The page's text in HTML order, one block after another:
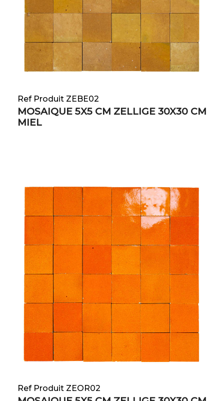
Ref Produit ZEBE02
MOSAIQUE 5X5 CM ZELLIGE 30X30 CM
MIEL
Ref Produit ZEOR02